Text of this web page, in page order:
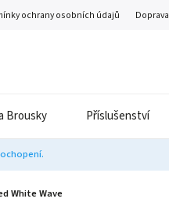
ochrany osobních údajů Doprava
Brousky Příslušenství
White Wave